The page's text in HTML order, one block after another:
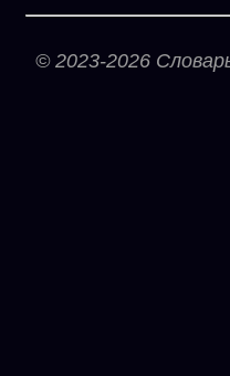
© 2023-2026